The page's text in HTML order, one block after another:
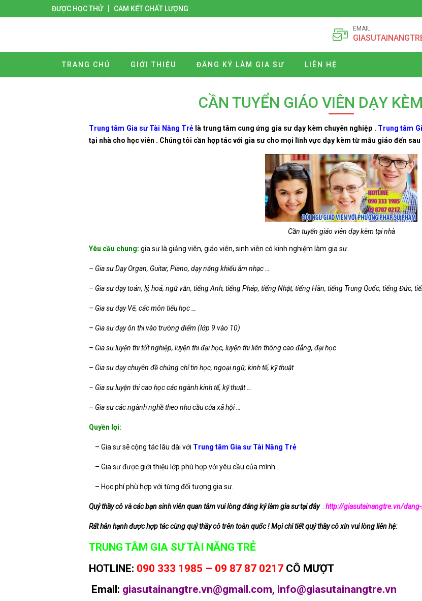
ĐƯỢC HỌC THỬ CAM KẾT CHẤT LƯỢNG
EMAIL
TRANG CHỦ GIỚI THIỆU ĐĂNG KÝ LÀM GIA SƯ LIÊN HỆ
CẦN TUYỂN GIÁO VIÊN DẠY
Trung tâm Gia sư Tài Năng Trẻlà trung tâm cung ứng gia sư dạy kèm chuyên nghiệp . Trung tâm
tại nhà cho học viên . Chúng tôi cần hợp tác với gia sư cho mọi lĩnh vực dạy kèm từ mẫu giáo đến sau
Cần tuyển giáo viên dạy kèm tại nhà
Yêu cầu chung: gia sư là giảng viên, giáo viên, sinh viên có kinh nghiệm làm gia sư.
– Gia sư Dạy Organ, Guitar, Piano, dạy năng khiếu âm nhạc …
– Gia sư dạy toán, lý, hoá, ngữ văn, tiếng Anh, tiếng Pháp, tiếng Nhật, tiếng Hàn, tiếng Trung Quốc, tiếng Đức,
– Gia sư dạy Vẽ, các môn tiểu học …
– Gia sư dạy ôn thi vào trường điểm (lớp 9 vào 10)
– Gia sư luyện thi tốt nghiệp, luyện thi đại học, luyện thi liên thông cao đẳng, đại học
– Gia sư dạy chuyên đề chứng chỉ tin học, ngoại ngữ, kinh tế, kỹ thuật
– Gia sư luyện thi cao học các ngành kinh tế, kỹ thuật …
– Gia sư các ngành nghề theo nhu cầu của xã hội …
Quyền lợi:
– Gia sư sẽ cộng tác lâu dài với Trung tâm Gia sư Tài Năng Trẻ
– Gia sư được giới thiệu lớp phù hợp với yêu cầu của mình .
– Học phí phù hợp với từng đối tượng gia sư.
Quý thầy cô và các bạn sinh viên quan tâm vui lòng đăng ký làm gia sư tại đây : http://giasutainangtre.vn/dang-
Rất hân hạnh được hợp tác cùng quý thầy cô trên toàn quốc ! Mọi chi tiết quý thầy cô xin vui lòng liên hệ:
TRUNG TÂM GIA SƯ TÀI NĂNG TRẺ
HOTLINE: 090 333 1985 – 09 87 87 0217 CÔ MƯỢT
Email: giasutainangtre.vn@gmail.com, info@giasutainangtre.vn